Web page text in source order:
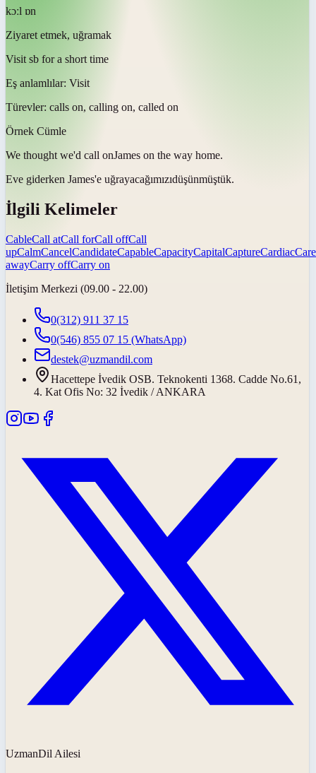
kɔːl ɒn
Ziyaret etmek, uğramak
Visit sb for a short time
Eş anlamlılar: Visit
Türevler: calls on, calling on, called on
Örnek Cümle
We thought we'd call onJames on the way home.
Eve giderken James'e uğrayacağımızıdüşünmüştük.
İlgili Kelimeler
CableCall atCall forCall offCall
upCalmCancelCandidateCapableCapacityCapitalCaptureCardiacCare
awayCarry offCarry on
İletişim Merkezi (09.00 - 22.00)
0(312) 911 37 15
0(546) 855 07 15 (WhatsApp)
destek@uzmandil.com
Hacettepe İvedik OSB. Teknokenti 1368. Cadde No.61,
4. Kat Ofis No: 32 İvedik / ANKARA
UzmanDil Ailesi